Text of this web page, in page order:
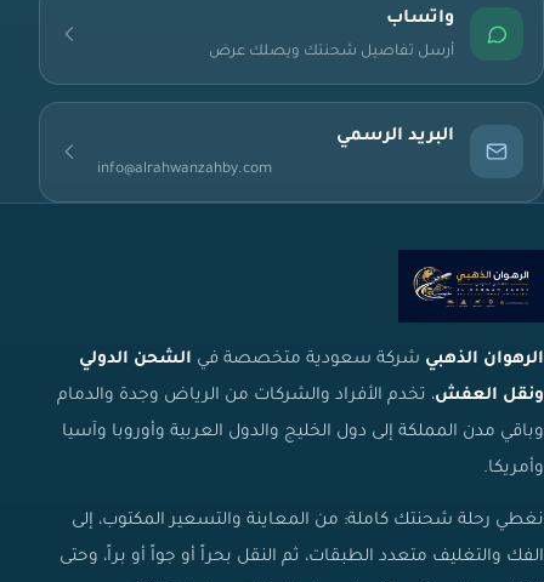
واتساب
أرسل تفاصيل شحنتك ويصلك عرض
البريد الرسمي
info@alrahwanzahby.com
الرهوان الذهبي شركة سعودية متخصصة في الشحن الدولي
ونقل العفش، تخدم الأفراد والشركات من الرياض وجدة والدمام
وباقي مدن المملكة إلى دول الخليج والدول العربية وأوروبا وآسيا
وأمريكا.
نغطي رحلة شحنتك كاملة: من المعاينة والتسعير المكتوب، إلى
الفك والتغليف متعدد الطبقات، ثم النقل بحراً أو جواً أو براً، وحتى